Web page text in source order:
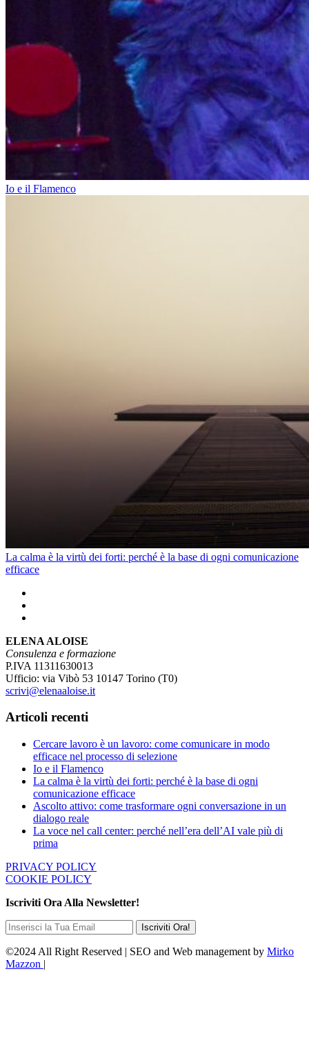
Io e il Flamenco
La calma è la virtù dei forti: perché è la base di ogni comunicazione
efficace
ELENA ALOISE
Consulenza e formazione
P.IVA 11311630013
Ufficio: via Vibò 53 10147 Torino (T0)
scrivi@elenaaloise.it
Articoli recenti
Cercare lavoro è un lavoro: come comunicare in modo
efficace nel processo di selezione
Io e il Flamenco
La calma è la virtù dei forti: perché è la base di ogni
comunicazione efficace
Ascolto attivo: come trasformare ogni conversazione in un
dialogo reale
La voce nel call center: perché nell’era dell’AI vale più di
prima
PRIVACY POLICY
COOKIE POLICY
Iscriviti Ora Alla Newsletter!
©2024 All Right Reserved | SEO and Web management by Mirko
Mazzon |